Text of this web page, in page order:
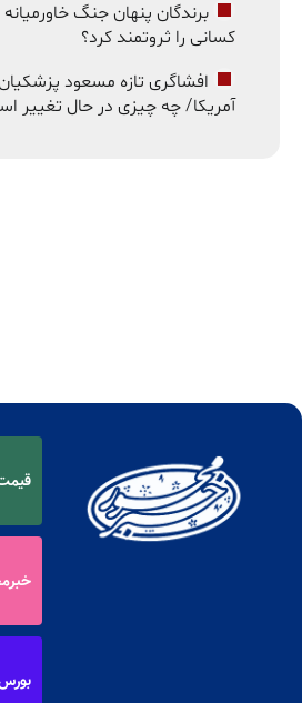
کسانی را ثروتمند کرد؟
افشاگری تازه مسعود
آمریکا/ چه چیزی در حال تغییر